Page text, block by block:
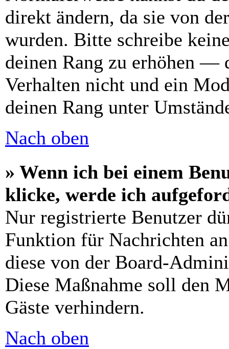
direkt ändern, da sie von
wurden. Bitte schreibe
deinen Rang zu erhöhen —
Verhalten nicht und ein
deinen Rang unter
Nach oben
» Wenn ich bei einem
klicke, werde ich
Nur registrierte Benutzer
Funktion für Nachrichten
diese von der Board-
Diese Maßnahme soll den
Gäste verhindern.
Nach oben